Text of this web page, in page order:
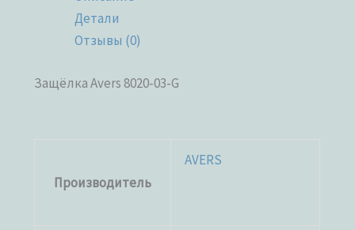
Детали
Отзывы (0)
Защёлка Avers 8020-03-G
Производитель
AVERS